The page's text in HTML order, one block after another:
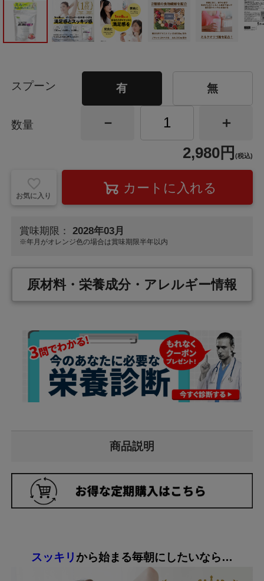
スプーン 有 無
数量
2,980円 (税込)
お気に入り
賞味期限： 2028年03月
※年月がオレンジ色の場合は賞味期限半年以内
原材料・栄養成分・アレルギー情報
商品説明
スッキリから始まる毎朝にしたいなら…